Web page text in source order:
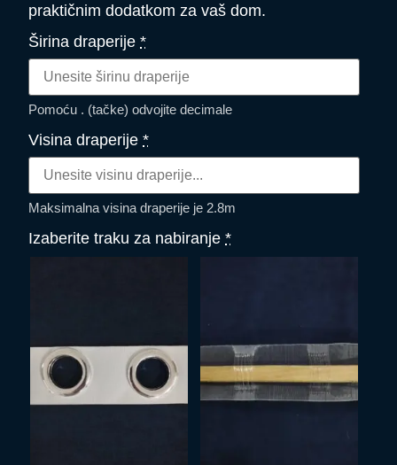
praktičnim dodatkom za vaš dom.
Širina draperije *
Pomoću . (tačke) odvojite decimale
Visina draperije *
Maksimalna visina draperije je 2.8m
Izaberite traku za nabiranje *